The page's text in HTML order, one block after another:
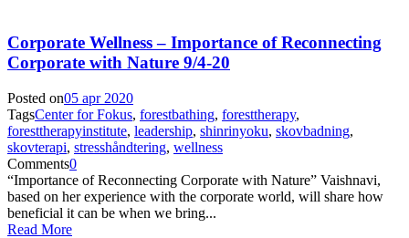
Corporate Wellness – Importance of Reconnecting
Corporate with Nature 9/4-20
Posted on05 apr 2020
TagsCenter for Fokus, forestbathing, foresttherapy,
foresttherapyinstitute, leadership, shinrinyoku, skovbadning,
skovterapi, stresshåndtering, wellness
Comments0
“Importance of Reconnecting Corporate with Nature” Vaishnavi,
based on her experience with the corporate world, will share how
beneficial it can be when we bring...
Read More